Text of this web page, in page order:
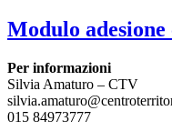
Modulo
Per informazioni
Silvia Amaturo – CTV
015 84973777